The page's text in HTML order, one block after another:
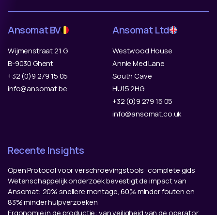
Ansomat BV
Wijmenstraat 21 G
B-9030 Ghent
+32 (0)9 279 15 05
info@ansomat.be
Ansomat Ltd
Westwood House
Annie Med Lane
South Cave
HU15 2HG
+32 (0)9 279 15 05
info@ansomat.co.uk
Recente Insights
Open Protocol voor verschroevingstools: complete gids
Wetenschappelijk onderzoek bevestigt de impact van
Ansomat: 20% snellere montage, 60% minder fouten en
83% minder hulpverzoeken
Ergonomie in de productie: van veiligheid van de operator